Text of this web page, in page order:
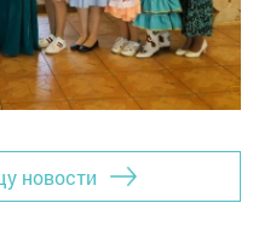
новости